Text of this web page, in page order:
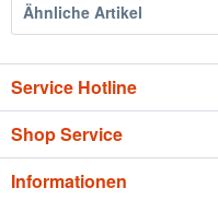
Ähnliche Artikel
Service Hotline
Shop Service
Informationen